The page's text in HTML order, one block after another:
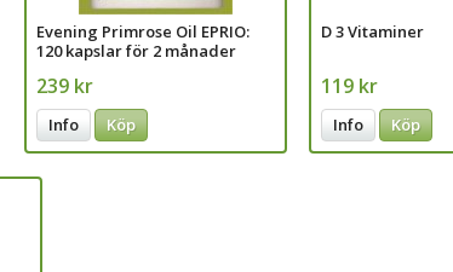
Evening Primrose Oil EPRIO:
120 kapslar för 2 månader
239 kr
Info Köp
D 3 Vitaminer
119 kr
Info Köp